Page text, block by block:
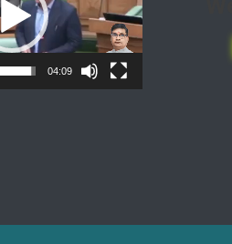
04:09